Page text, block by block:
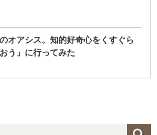
オアシス。知的好奇心をくすぐら
う」に行ってみた